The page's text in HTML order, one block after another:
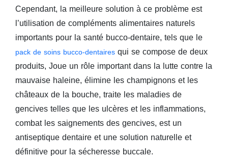
Cependant, la meilleure solution à ce problème est
l’utilisation de compléments alimentaires naturels
importants pour la santé bucco-dentaire, tels que le
pack de soins bucco-dentairesqui se compose de deux
produits, Joue un rôle important dans la lutte contre la
mauvaise haleine, élimine les champignons et les
châteaux de la bouche, traite les maladies de
gencives telles que les ulcères et les inflammations,
combat les saignements des gencives, est un
antiseptique dentaire et une solution naturelle et
définitive pour la sécheresse buccale.